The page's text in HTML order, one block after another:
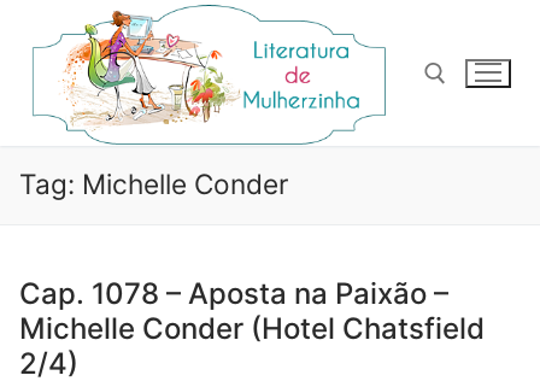
para
conteúdo
Pesquisar por:
Tag: Michelle Conder
Cap. 1078 – Aposta na Paixão –
Michelle Conder (Hotel Chatsfield
2/4)